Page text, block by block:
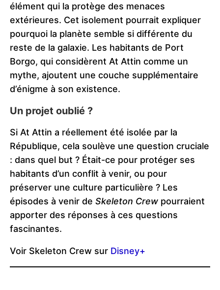
élément qui la protège des menaces
extérieures. Cet isolement pourrait expliquer
pourquoi la planète semble si différente du
reste de la galaxie. Les habitants de Port
Borgo, qui considèrent At Attin comme un
mythe, ajoutent une couche supplémentaire
d’énigme à son existence.
Un projet oublié ?
Si At Attin a réellement été isolée par la
République, cela soulève une question cruciale
: dans quel but ? Était-ce pour protéger ses
habitants d’un conflit à venir, ou pour
préserver une culture particulière ? Les
épisodes à venir de Skeleton Crew pourraient
apporter des réponses à ces questions
fascinantes.
Voir Skeleton Crew sur Disney+